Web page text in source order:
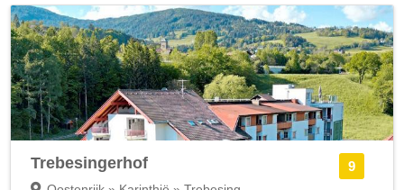
9
Trebesingerhof